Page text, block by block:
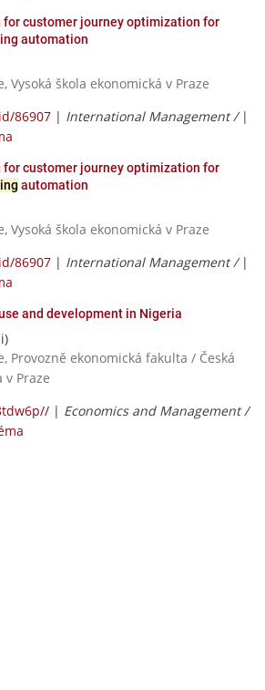
for customer journey optimization for
automation
Vysoká škola ekonomická v Praze
86907 | International Management / |
for customer journey optimization for
automation
Vysoká škola ekonomická v Praze
86907 | International Management / |
and development in Nigeria
Provozně ekonomická fakulta / Česká
Praze
| Economics and Management /